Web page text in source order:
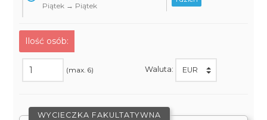
Piątek → Piątek
Ilość osób:
(max. 6) Waluta:
WYCIECZKA FAKULTATYWNA